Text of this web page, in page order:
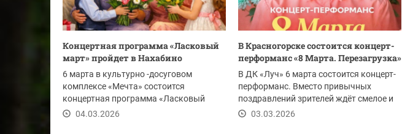
Концертная программа «Ласковый
март» пройдет в Нахабино
6 марта в культурно -досуговом
комплексе «Мечта» состоится
концертная программа «Ласковый
март», посвящённая...
04.03.2026
В Красногорске состоится концерт-
перформанс «8 Марта. Перезагрузка»
В ДК «Луч» 6 марта состоится концерт-
перформанс. Вместо привычных
поздравлений зрителей ждёт смелое и
оригинальное...
03.03.2026